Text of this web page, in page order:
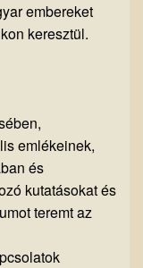
embereket
keresztül.
emlékeinek,
és
kutatásokat és
teremt az